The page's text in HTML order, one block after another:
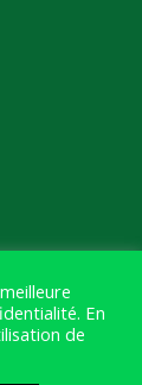
. En
de